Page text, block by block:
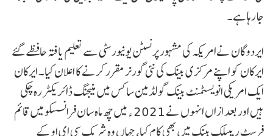
جا رہا ہے۔
ایردوگان نےامریکہ کی مشہور پرنسٹن یونیورسٹی سے تعلیم یافتہ حافظے گئے
ایرکان کو اپنے مرکزی بینک کی نئی گورنر مقرر کرنے کا اعلان کیا۔ ایرکان
ایک امریکی انویسٹمنٹ بینک گولڈمین ساکس میں منیجنگ ڈائریکٹر رہ چکی
ہیں اور بعد ازاں انہوں نے 2021 ء میں چھ ماہ سان فرانسسکو میں قائم
فرسٹ ریپبلک بینک میں بھی کام کیا، جہاں وہ شریک سی ای او کے